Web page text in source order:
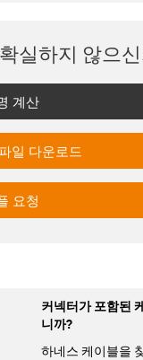
실하지 않으
계산
plan
일 다운로드
요청
커넥터가 포함된
니까?
하네스 케이블을